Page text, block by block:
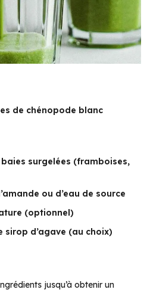
de chénopode blanc
surgelées (framboises,
ou d’eau de source
(optionnel)
sirop d’agave (au choix)
jusqu’à obtenir un